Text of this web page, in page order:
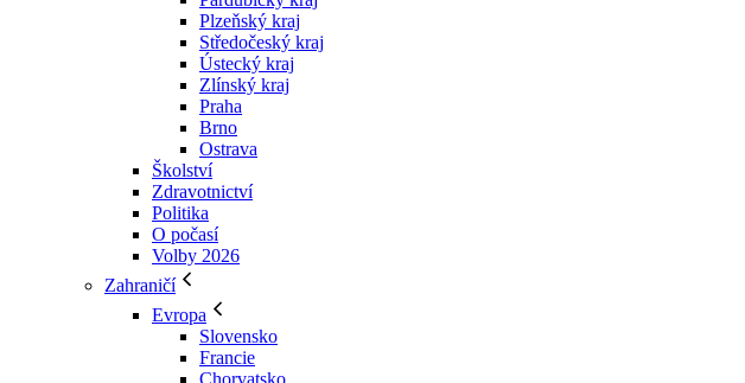
Plzeňský kraj
Středočeský kraj
Ústecký kraj
Zlínský kraj
Praha
Brno
Ostrava
Školství
Zdravotnictví
Politika
O počasí
Volby 2026
Zahraničí
Evropa
Slovensko
Francie
Chorvatsko